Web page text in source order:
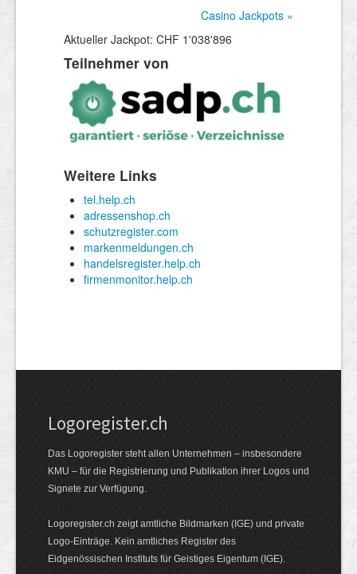
Logoregister.ch
Das Logoregister steht allen Unternehmen – insbesondere
KMU – für die Registrierung und Publikation ihrer Logos und
Signete zur Verfügung.
Logoregister.ch zeigt amtliche Bildmarken (IGE) und private
Logo-Einträge. Kein amtliches Register des
Eidgenössischen Instituts für Geistiges Eigentum (IGE).